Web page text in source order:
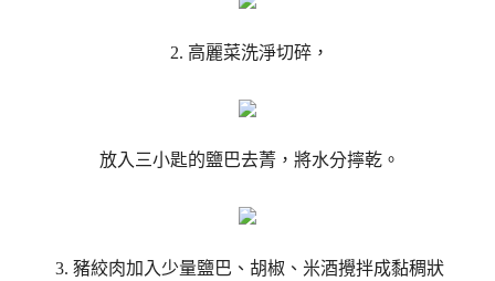
2. 高麗菜洗淨切碎，
放入三小匙的鹽巴去菁，將水分擰乾。
3. 豬絞肉加入少量鹽巴、胡椒、米酒攪拌成黏稠狀